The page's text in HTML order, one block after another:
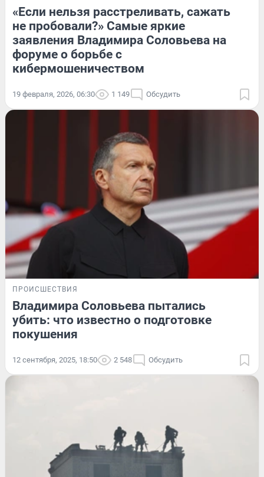
«Если нельзя расстреливать, сажать
не пробовали?» Самые яркие
заявления Владимира Соловьева на
форуме о борьбе с
кибермошеничеством
19 февраля, 2026, 06:30 1 149 Обсудить
ПРОИСШЕСТВИЯ
Владимира Соловьева пытались
убить: что известно о подготовке
покушения
12 сентября, 2025, 18:50 2 548 Обсудить